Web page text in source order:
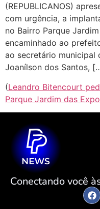
(REPUBLICANOS)
com urgência, a
no Bairro Parque
encaminhado ao
ao secretário municipal
Joanílson dos Santos,
(Leandro Bitencourt
Parque Jardim das
Conectando você